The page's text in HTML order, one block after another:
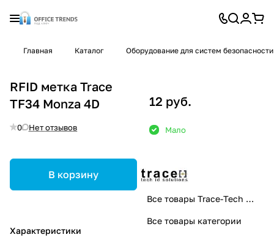
Главная Каталог Оборудование для систем безопасности
RFID метка Trace
TF34 Monza 4D
0 Нет отзывов
В корзину
Характеристики
12 руб.
Мало
Все товары Trace-Tech ID Solutions
Все товары категории